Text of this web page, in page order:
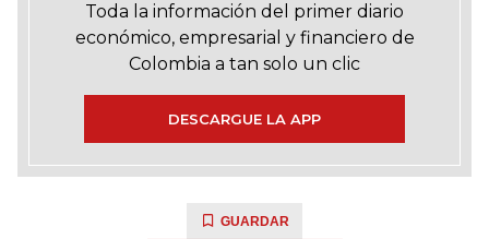
Toda la información del primer diario
económico, empresarial y financiero de
Colombia a tan solo un clic
DESCARGUE LA APP
GUARDAR